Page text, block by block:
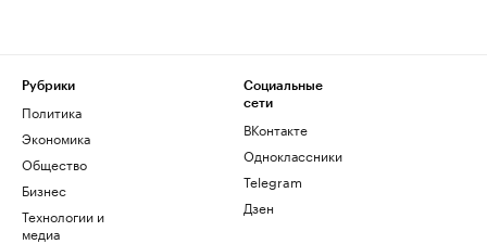
Рубрики
Политика
Экономика
Общество
Бизнес
Технологии и
медиа
Социальные
сети
ВКонтакте
Одноклассники
Telegram
Дзен